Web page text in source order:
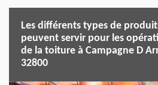
Les différents types de
peuvent servir pour les
de la toiture à Campagne D
32800